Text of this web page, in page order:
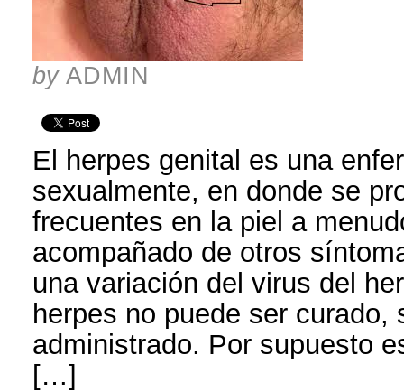
by ADMIN
El herpes genital es una
sexualmente, en donde se
frecuentes en la piel a
acompañado de otros
una variación del virus del
herpes no puede ser curado,
administrado. Por supuesto
[…]